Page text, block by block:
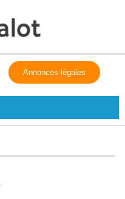
Annonces légales